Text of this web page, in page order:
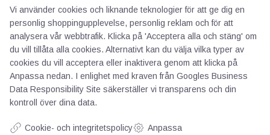
AOTI
Om oss
Vi använder cookies och liknande teknologier för att ge dig en
personlig shoppingupplevelse, personlig reklam och för att
analysera vår webbtrafik. Klicka på 'Acceptera alla och stäng' om
du vill tillåta alla cookies. Alternativt kan du välja vilka typer av
cookies du vill acceptera eller inaktivera genom att klicka på
Anpassa nedan. I enlighet med kraven från Googles Business
Data Responsibility Site säkerställer vi transparens och din
kontroll över dina data.
Cookie- och integritetspolicy Anpassa